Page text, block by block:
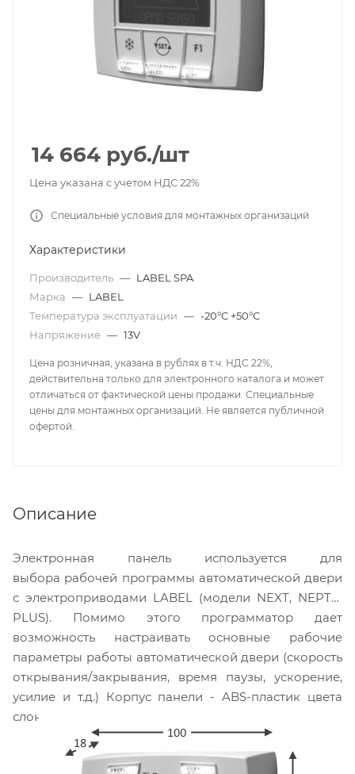
14 664 руб./шт
Цена указана с учетом НДС 22%
Специальные условия для монтажных организаций
Характеристики
Производитель — LABEL SPA
Марка — LABEL
Температура эксплуатации — -20°С +50°С
Напряжение — 13V
Цена розничная, указана в рублях в т.ч. НДС 22%,
действительна только для электронного каталога и может
отличаться от фактической цены продажи. Специальные
цены для монтажных организаций. Не является публичной
офертой.
Описание
Электронная панель используется для
выбора рабочей программы автоматической двери
с электроприводами LABEL (модели NEXT, NEPTIS
PLUS). Помимо этого программатор дает
возможность настраивать основные рабочие
параметры работы автоматической двери (скорость
открывания/закрывания, время паузы, ускорение,
усилие и т.д.) Корпус панели - ABS-пластик цвета
слоновой кости или черного цвета на выбор.